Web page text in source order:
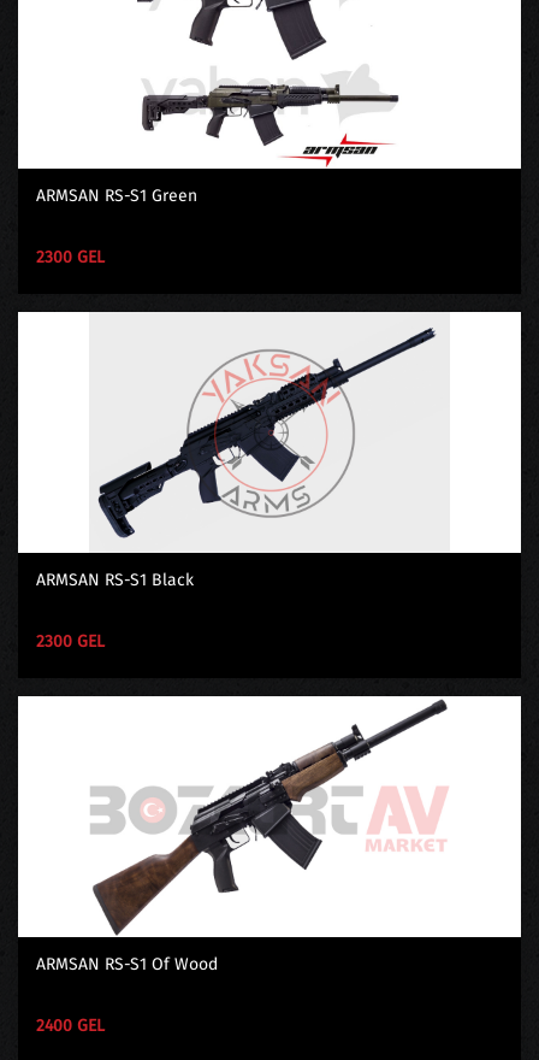
ARMSAN RS-S1 Green
2300 GEL
ARMSAN RS-S1 Black
2300 GEL
ARMSAN RS-S1 Of Wood
2400 GEL